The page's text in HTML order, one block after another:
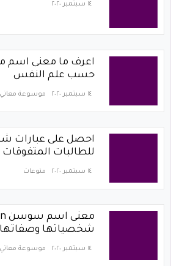
١٤ سبتمبر ٢٠٢٠
حسب علم النفس
١٤ سبتمبر ٢٠٢٠ موسوعة
احصل على عبارات
للطالبات المتفوقات
١٤ سبتمبر ٢٠٢٠ منوعات
شخصياتها وصفاتها
١٤ سبتمبر ٢٠٢٠ موسوعة